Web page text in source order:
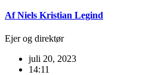
Af Niels Kristian Legind
Ejer og direktør
juli 20, 2023
14:11